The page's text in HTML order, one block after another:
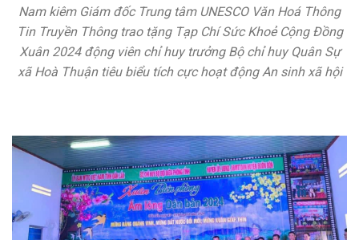
Nam kiêm Giám đốc Trung tâm UNESCO Văn Hoá Thông
Tin Truyền Thông trao tặng Tạp Chí Sức Khoẻ Cộng Đồng
Xuân 2024 động viên chỉ huy trưởng Bộ chỉ huy Quân Sự
xã Hoà Thuận tiêu biểu tích cực hoạt động An sinh xã hội